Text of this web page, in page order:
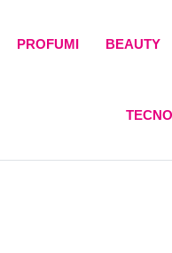
PROFUMI BEAUTY